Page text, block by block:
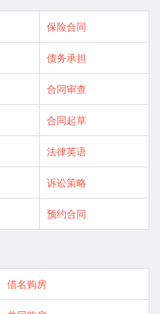
保险合同
债务承担
合同审查
合同起草
法律英语
诉讼策略
预约合同
借名购房